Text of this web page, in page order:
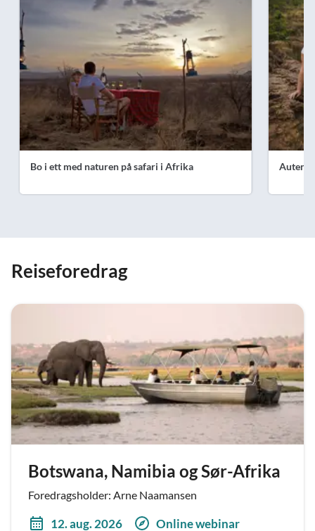
Bo i ett med naturen på safari i Afrika
Reiseforedrag
Botswana, Namibia og Sør-Afrika
Foredragsholder: Arne Naamansen
12. aug. 2026 Online webinar